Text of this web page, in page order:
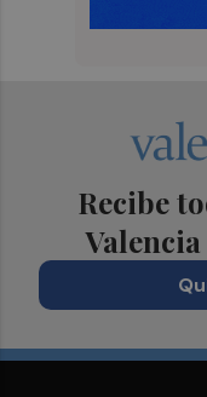
Recibe